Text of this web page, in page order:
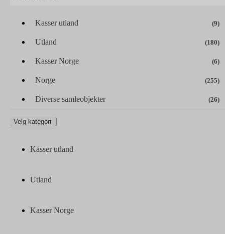
Kasser utland (9)
Utland (180)
Kasser Norge (6)
Norge (255)
Diverse samleobjekter (26)
Velg kategori
Kasser utland
Utland
Kasser Norge